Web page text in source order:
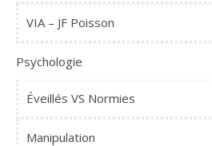
VIA – JF Poisson
Psychologie
Éveillés VS Normies
Manipulation